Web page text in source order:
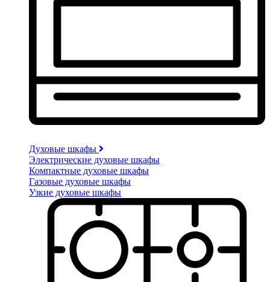
Духовые шкафы
Электрические духовые шкафы
Компактные духовые шкафы
Газовые духовые шкафы
Узкие духовые шкафы